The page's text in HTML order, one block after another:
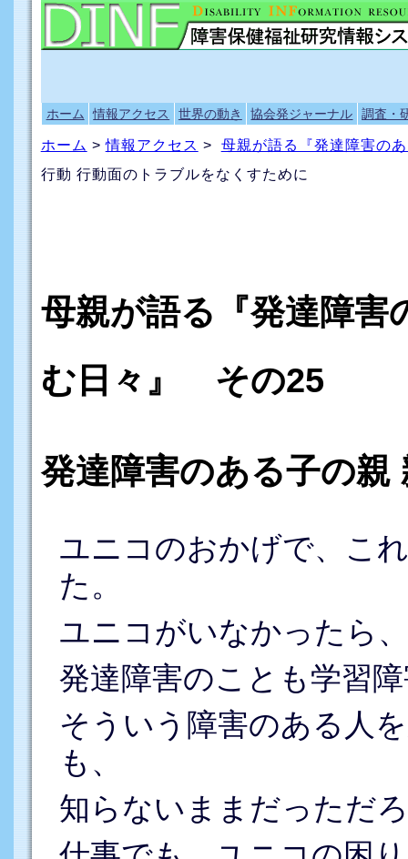
ホーム 情報アクセス 世界の動き 協会発ジャーナル 調査・
ホーム >情報アクセス > 母親が語る『発達障害の
行動 行動面のトラブルをなくすために
母親が語る『発達障害
む日々』 その25
発達障害のある子の親
ユニコのおかげで、こ
た。
ユニコがいなかったら、
発達障害のことも学習
そういう障害のある人
も、
知らないままだっただ